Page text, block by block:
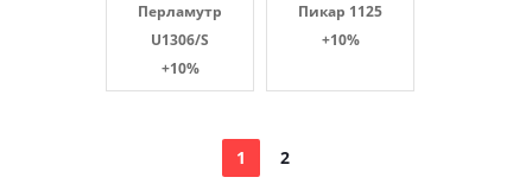
Перламутр
U1306/S
+10%
Пикар 1125
+10%
1 2